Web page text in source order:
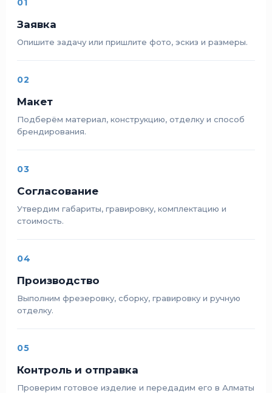
01
Заявка
Опишите задачу или пришлите фото, эскиз и размеры.
02
Макет
Подберём материал, конструкцию, отделку и способ
брендирования.
03
Согласование
Утвердим габариты, гравировку, комплектацию и
стоимость.
04
Производство
Выполним фрезеровку, сборку, гравировку и ручную
отделку.
05
Контроль и отправка
Проверим готовое изделие и передадим его в Алматы